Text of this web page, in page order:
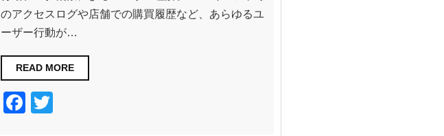
のアクセスログや店舗での購買履歴など、あらゆるユ
ーザー行動が…
READ MORE
F